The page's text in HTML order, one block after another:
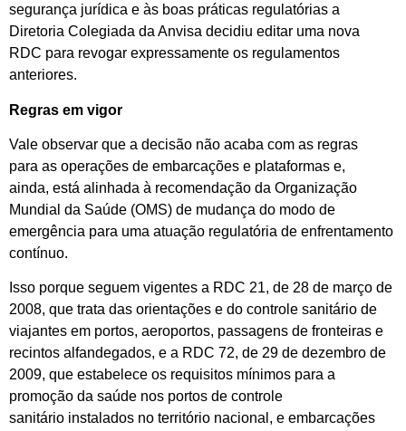
segurança jurídica e às boas práticas regulatórias a
Diretoria Colegiada da Anvisa decidiu editar uma nova
RDC para revogar expressamente os regulamentos
anteriores.
Regras em vigor
Vale observar que a decisão não acaba com as regras
para as operações de embarcações e plataformas e,
ainda, está alinhada à recomendação da Organização
Mundial da Saúde (OMS) de mudança do modo de
emergência para uma atuação regulatória de enfrentamento
contínuo.
Isso porque seguem vigentes a RDC 21, de 28 de março de
2008, que trata das orientações e do controle sanitário de
viajantes em portos, aeroportos, passagens de fronteiras e
recintos alfandegados, e a RDC 72, de 29 de dezembro de
2009, que estabelece os requisitos mínimos para a
promoção da saúde nos portos de controle
sanitário instalados no território nacional, e embarcações